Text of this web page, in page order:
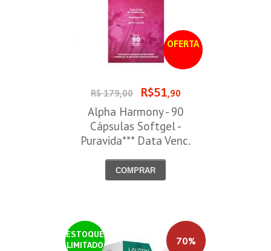
OFERTA
R$ 179,00 R$51,90
Alpha Harmony - 90
Cápsulas Softgel -
Puravida*** Data Venc.
COMPRAR
ESTOQUE
LIMITADO
70%